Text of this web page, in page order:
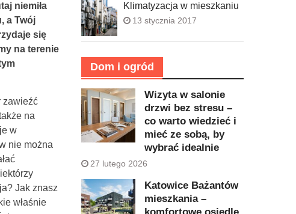
niemiła
a Twój
się
na terenie
zawieźć
na
w
nie można
Jak znasz
właśnie
Klimatyzacja w mieszkaniu
13 stycznia 2017
Dom i ogród
Wizyta w salonie
drzwi bez stresu –
co warto wiedzieć i
mieć ze sobą, by
wybrać idealnie
27 lutego 2026
Katowice Bażantów
mieszkania –